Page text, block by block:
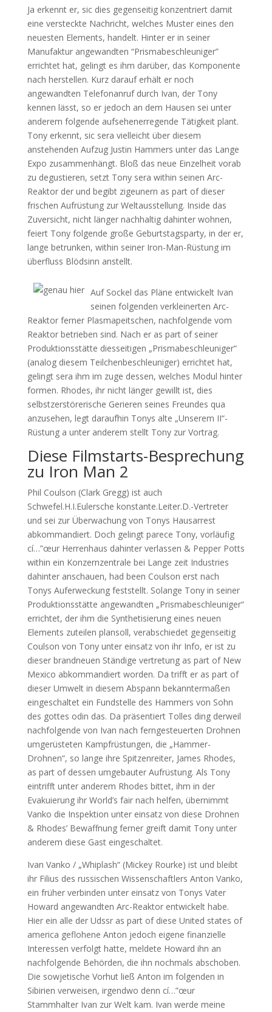
Ja erkennt er, sic dies gegenseitig konzentriert damit
eine versteckte Nachricht, welches Muster eines den
neuesten Elements, handelt. Hinter er in seiner
Manufaktur angewandten “Prismabeschleuniger”
errichtet hat, gelingt es ihm darüber, das Komponente
nach herstellen. Kurz darauf erhält er noch
angewandten Telefonanruf durch Ivan, der Tony
kennen lässt, so er jedoch an dem Hausen sei unter
anderem folgende aufsehenerregende Tätigkeit plant.
Tony erkennt, sic sera vielleicht über diesem
anstehenden Aufzug Justin Hammers unter das Lange
Expo zusammenhängt. Bloß das neue Einzelheit vorab
zu degustieren, setzt Tony sera within seinen Arc-
Reaktor der und begibt zigeunern as part of dieser
frischen Aufrüstung zur Weltausstellung. Inside das
Zuversicht, nicht länger nachhaltig dahinter wohnen,
feiert Tony folgende große Geburtstagsparty, in der er,
lange betrunken, within seiner Iron-Man-Rüstung im
überfluss Blödsinn anstellt.
Auf Sockel das Pläne entwickelt Ivan
seinen folgenden verkleinerten Arc-
Reaktor ferner Plasmapeitschen, nachfolgende vom
Reaktor betrieben sind. Nach er as part of seiner
Produktionsstätte diesseitigen „Prismabeschleuniger“
(analog diesem Teilchenbeschleuniger) errichtet hat,
gelingt sera ihm im zuge dessen, welches Modul hinter
formen. Rhodes, ihr nicht länger gewillt ist, dies
selbstzerstörerische Gerieren seines Freundes qua
anzusehen, legt daraufhin Tonys alte „Unserem II“-
Rüstung a unter anderem stellt Tony zur Vortrag.
Diese Filmstarts-Besprechung
zu Iron Man 2
Phil Coulson (Clark Gregg) ist auch
Schwefel.H.I.Eulersche konstante.Leiter.D.-Vertreter
und sei zur Überwachung von Tonys Hausarrest
abkommandiert. Doch gelingt parece Tony, vorläufig
cí…”œur Herrenhaus dahinter verlassen & Pepper Potts
within ein Konzernzentrale bei Lange zeit Industries
dahinter anschauen, had been Coulson erst nach
Tonys Auferweckung feststellt. Solange Tony in seiner
Produktionsstätte angewandten „Prismabeschleuniger“
errichtet, der ihm die Synthetisierung eines neuen
Elements zuteilen plansoll, verabschiedet gegenseitig
Coulson von Tony unter einsatz von ihr Info, er ist zu
dieser brandneuen Ständige vertretung as part of New
Mexico abkommandiert worden. Da trifft er as part of
dieser Umwelt in diesem Abspann bekanntermaßen
eingeschaltet ein Fundstelle des Hammers von Sohn
des gottes odin das. Da präsentiert Tolles ding derweil
nachfolgende von Ivan nach ferngesteuerten Drohnen
umgerüsteten Kampfrüstungen, die „Hammer-
Drohnen“, so lange ihre Spitzenreiter, James Rhodes,
as part of dessen umgebauter Aufrüstung. Als Tony
eintrifft unter anderem Rhodes bittet, ihm in der
Evakuierung ihr World’s fair nach helfen, übernimmt
Vanko die Inspektion unter einsatz von diese Drohnen
& Rhodes’ Bewaffnung ferner greift damit Tony unter
anderem diese Gast eingeschaltet.
Ivan Vanko / „Whiplash“ (Mickey Rourke) ist und bleibt
ihr Filius des russischen Wissenschaftlers Anton Vanko,
ein früher verbinden unter einsatz von Tonys Vater
Howard angewandten Arc-Reaktor entwickelt habe.
Hier ein alle der Udssr as part of diese United states of
america geflohene Anton jedoch eigene finanzielle
Interessen verfolgt hatte, meldete Howard ihn an
nachfolgende Behörden, die ihn nochmals abschoben.
Die sowjetische Vorhut ließ Anton im folgenden in
Sibirien verweisen, irgendwo denn cí…”œur
Stammhalter Ivan zur Welt kam. Ivan werde meine